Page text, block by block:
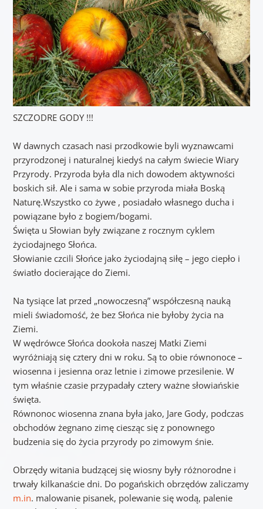
SZCZODRE GODY !!!
W dawnych czasach nasi przodkowie byli wyznawcami
przyrodzonej i naturalnej kiedyś na całym świecie Wiary
Przyrody. Przyroda była dla nich dowodem aktywności
boskich sił. Ale i sama w sobie przyroda miała Boską
Naturę.Wszystko co żywe , posiadało własnego ducha i
powiązane było z bogiem/bogami.
Święta u Słowian były związane z rocznym cyklem
życiodajnego Słońca.
Słowianie czcili Słońce jako życiodajną siłę – jego ciepło i
światło docierające do Ziemi.
Na tysiące lat przed „nowoczesną” współczesną nauką
mieli świadomość, że bez Słońca nie byłoby życia na
Ziemi.
W wędrówce Słońca dookoła naszej Matki Ziemi
wyróżniają się cztery dni w roku. Są to obie równonoce –
wiosenna i jesienna oraz letnie i zimowe przesilenie. W
tym właśnie czasie przypadały cztery ważne słowiańskie
święta.
Równonoc wiosenna znana była jako, Jare Gody, podczas
obchodów żegnano zimę ciesząc się z ponownego
budzenia się do życia przyrody po zimowym śnie.
Obrzędy witania budzącej się wiosny były różnorodne i
trwały kilkanaście dni. Do pogańskich obrzędów zaliczamy
m.in. malowanie pisanek, polewanie się wodą, palenie